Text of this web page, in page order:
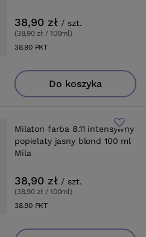
38,90 zł / szt.
(38,90 zł / 100ml)
38.90PKTpunktów
Do koszyka
Milaton farba 8.11 intensywny
popielaty jasny blond 100 ml
Mila
38,90 zł / szt.
(38,90 zł / 100ml)
38.90PKTpunktów